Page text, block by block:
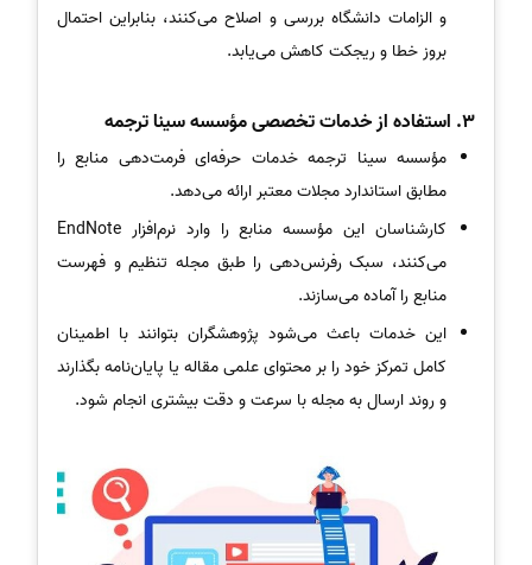
و الزامات دانشگاه بررسی و اصلاح می‌کنند، بنابراین احتمال
بروز خطا و ریجکت کاهش می‌یابد.
3. استفاده از خدمات تخصصی مؤسسه سینا ترجمه
مؤسسه سینا ترجمه خدمات حرفه‌ای فرمت‌دهی منابع را
مطابق استاندارد مجلات معتبر ارائه می‌دهد.
کارشناسان این مؤسسه منابع را وارد نرم‌افزار EndNote
می‌کنند، سبک رفرنس‌دهی را طبق مجله تنظیم و فهرست
منابع را آماده می‌سازند.
این خدمات باعث می‌شود پژوهشگران بتوانند با اطمینان
کامل تمرکز خود را بر محتوای علمی مقاله یا پایان‌نامه بگذارند
و روند ارسال به مجله با سرعت و دقت بیشتری انجام شود.